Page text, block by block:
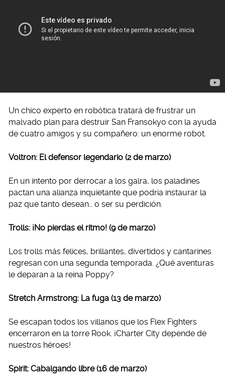
Un chico experto en robótica tratará de frustrar un
malvado plan para destruir San Fransokyo con la ayuda
de cuatro amigos y su compañero: un enorme robot.
Voltron: El defensor legendario (2 de marzo)
En un intento por derrocar a los galra, los paladines
pactan una alianza inquietante que podría instaurar la
paz que tanto desean… o ser su perdición.
Trolls: ¡No pierdas el ritmo! (9 de marzo)
Los trolls más felices, brillantes, divertidos y cantarines
regresan con una segunda temporada. ¿Qué aventuras
le deparan a la reina Poppy?
Stretch Armstrong: La fuga (13 de marzo)
Se escapan todos los villanos que los Flex Fighters
encerraron en la torre Rook. ¡Charter City depende de
nuestros héroes!
Spirit: Cabalgando libre (16 de marzo)